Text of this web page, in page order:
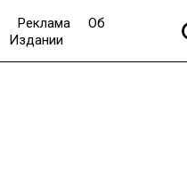
Реклама
Об
Издании